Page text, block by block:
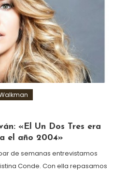
«El Un Dos Tres era
el año 2004»
de semanas entrevistamos
Conde. Con ella repasamos